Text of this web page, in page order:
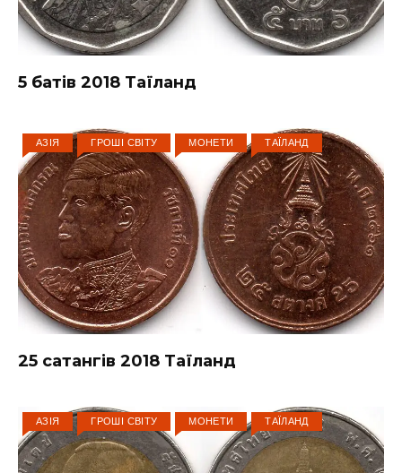
5 батів 2018 Таїланд
АЗІЯ ГРОШІ СВІТУ МОНЕТИ ТАЇЛАНД
25 сатангів 2018 Таїланд
АЗІЯ ГРОШІ СВІТУ МОНЕТИ ТАЇЛАНД